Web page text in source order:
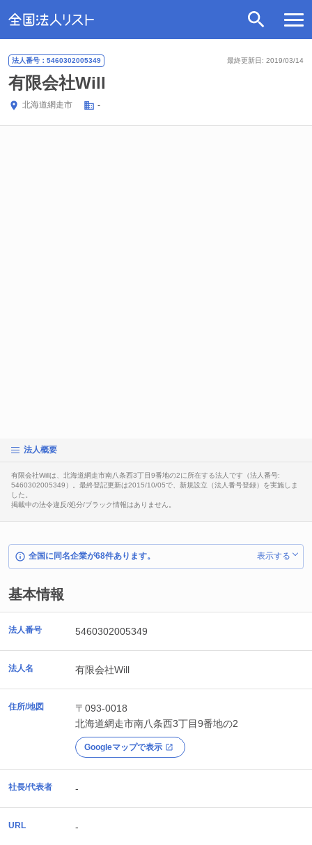
最終更新日: 2019/03/14
法人番号：5460302005349
有限会社Will
北海道網走市 -
法人概要
有限会社Willは、北海道網走市南八条西3丁目9番地の2に所在する法人です（法人番号:
5460302005349）。最終登記更新は2015/10/05で、新規設立（法人番号登録）を実施しま
した。
掲載中の法令違反/処分/ブラック情報はありません。
全国に同名企業が68件あります。 表示する
基本情報
法人番号 5460302005349
法人名 有限会社Will
住所/地図
〒093-0018
北海道網走市南八条西3丁目9番地の2
Googleマップで表示
社長/代表者 -
URL -